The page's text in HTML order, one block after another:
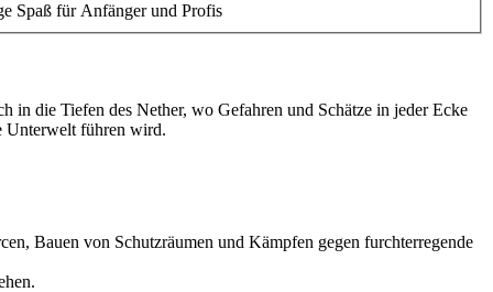
Spaß für Anfänger und Profis
in die Tiefen des Nether, wo Gefahren und Schätze in jeder Ecke
Unterwelt führen wird.
Bauen von Schutzräumen und Kämpfen gegen furchterregende